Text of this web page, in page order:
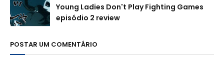
Young Ladies Don't Play Fighting Games
episódio 2 review
POSTAR UM COMENTÁRIO